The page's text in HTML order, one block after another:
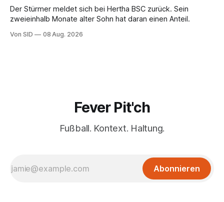
Der Stürmer meldet sich bei Hertha BSC zurück. Sein
zweieinhalb Monate alter Sohn hat daran einen Anteil.
Von SID 08 Aug. 2026
Fever Pit'ch
Fußball. Kontext. Haltung.
Abonnieren